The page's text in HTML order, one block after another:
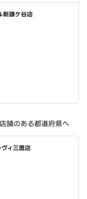
新鎌ケ谷店
店舗のある都道府県へ
ィ三鷹店